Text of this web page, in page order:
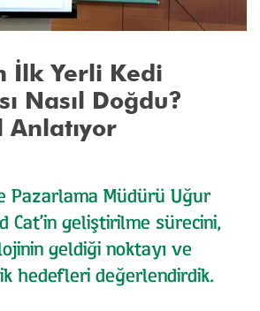
İlk Yerli Kedi
Nasıl Doğdu?
Anlatıyor
Pazarlama Müdürü Uğur
Cat’in geliştirilme sürecini,
geldiği noktayı ve
hedefleri değerlendirdik.